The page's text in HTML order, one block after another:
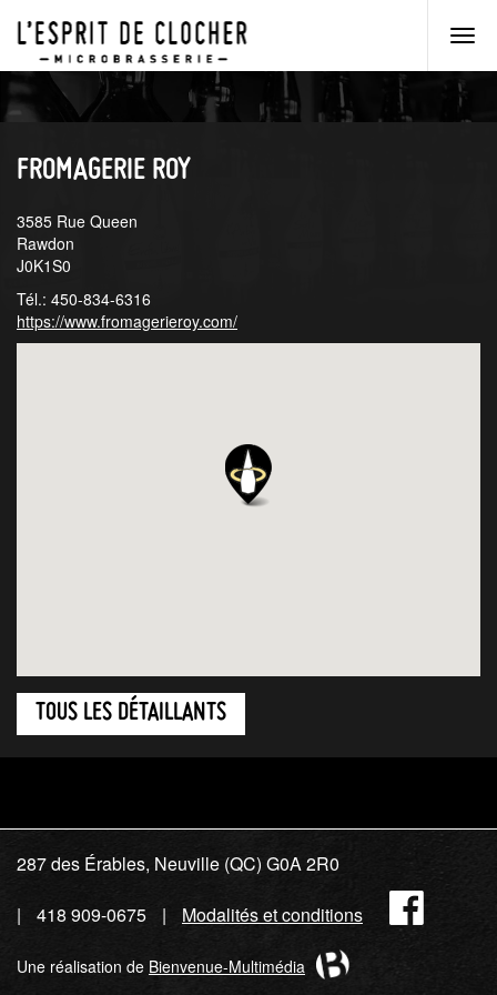
Aller
au
menu
Aller
au
contenu
FROMAGERIE ROY
3585 Rue Queen
Rawdon
J0K1S0
Tél.: 450-834-6316
https://www.fromagerieroy.com/
TOUS LES DÉTAILLANTS
287 des Érables, Neuville (QC) G0A 2R0
418 909-0675
Modalités et conditions
Une réalisation de Bienvenue-Multimédia